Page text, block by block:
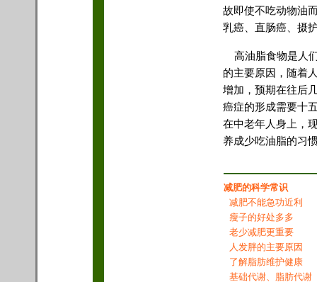
故即使不吃动物油
乳癌、直肠癌、摄
高油脂食物是人
的主要原因，随着
增加，预期在往后
癌症的形成需要十
在中老年人身上，
养成少吃油脂的习
减肥的科学常识
减肥不能急功近利
瘦子的好处多多
老少减肥更重要
人发胖的主要原因
了解脂肪维护健康
基础代谢、脂肪代谢